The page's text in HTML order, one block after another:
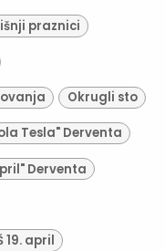
praznici
Okrugli sto
Tesla" Derventa
Derventa
19. april